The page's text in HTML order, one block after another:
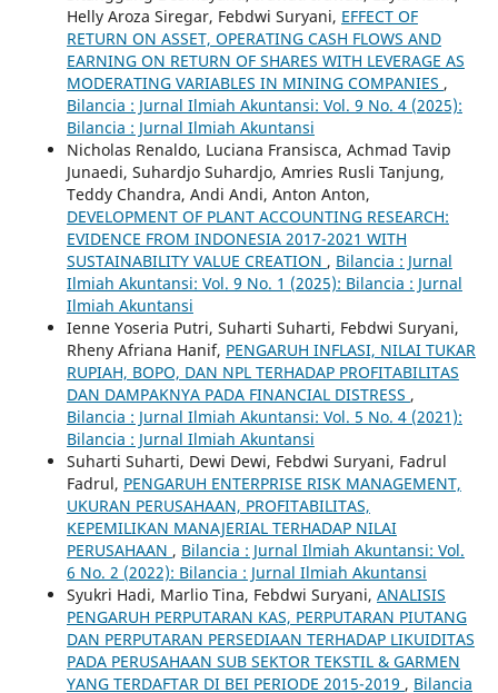
Helly Aroza Siregar, Febdwi Suryani, EFFECT OF
RETURN ON ASSET, OPERATING CASH FLOWS AND
EARNING ON RETURN OF SHARES WITH LEVERAGE AS
MODERATING VARIABLES IN MINING COMPANIES ,
Bilancia : Jurnal Ilmiah Akuntansi: Vol. 9 No. 4 (2025):
Bilancia : Jurnal Ilmiah Akuntansi
Nicholas Renaldo, Luciana Fransisca, Achmad Tavip
Junaedi, Suhardjo Suhardjo, Amries Rusli Tanjung,
Teddy Chandra, Andi Andi, Anton Anton,
DEVELOPMENT OF PLANT ACCOUNTING RESEARCH:
EVIDENCE FROM INDONESIA 2017-2021 WITH
SUSTAINABILITY VALUE CREATION , Bilancia : Jurnal
Ilmiah Akuntansi: Vol. 9 No. 1 (2025): Bilancia : Jurnal
Ilmiah Akuntansi
Ienne Yoseria Putri, Suharti Suharti, Febdwi Suryani,
Rheny Afriana Hanif, PENGARUH INFLASI, NILAI TUKAR
RUPIAH, BOPO, DAN NPL TERHADAP PROFITABILITAS
DAN DAMPAKNYA PADA FINANCIAL DISTRESS ,
Bilancia : Jurnal Ilmiah Akuntansi: Vol. 5 No. 4 (2021):
Bilancia : Jurnal Ilmiah Akuntansi
Suharti Suharti, Dewi Dewi, Febdwi Suryani, Fadrul
Fadrul, PENGARUH ENTERPRISE RISK MANAGEMENT,
UKURAN PERUSAHAAN, PROFITABILITAS,
KEPEMILIKAN MANAJERIAL TERHADAP NILAI
PERUSAHAAN , Bilancia : Jurnal Ilmiah Akuntansi: Vol.
6 No. 2 (2022): Bilancia : Jurnal Ilmiah Akuntansi
Syukri Hadi, Marlio Tina, Febdwi Suryani, ANALISIS
PENGARUH PERPUTARAN KAS, PERPUTARAN PIUTANG
DAN PERPUTARAN PERSEDIAAN TERHADAP LIKUIDITAS
PADA PERUSAHAAN SUB SEKTOR TEKSTIL & GARMEN
YANG TERDAFTAR DI BEI PERIODE 2015-2019 , Bilancia